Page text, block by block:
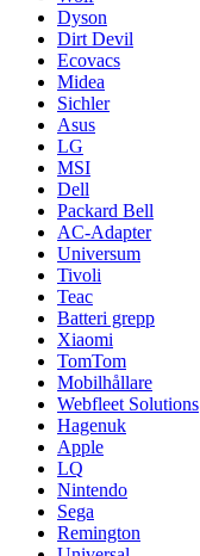
Dyson
Dirt Devil
Ecovacs
Midea
Sichler
Asus
LG
MSI
Dell
Packard Bell
AC-Adapter
Universum
Tivoli
Teac
Batteri grepp
Xiaomi
TomTom
Mobilhållare
Webfleet Solutions
Hagenuk
Apple
LQ
Nintendo
Sega
Remington